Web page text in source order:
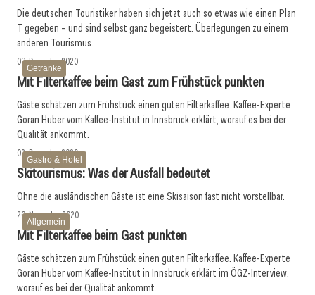
Die deutschen Touristiker haben sich jetzt auch so etwas wie einen Plan
T gegeben – und sind selbst ganz begeistert. Überlegungen zu einem
anderen Tourismus.
Getränke
03. Dezember 2020
Mit Filterkaffee beim Gast ­zum Frühstück punkten
Gäste schätzen zum Frühstück einen guten Filterkaffee. Kaffee-Experte
Goran Huber vom Kaffee-Institut in ­Innsbruck erklärt, worauf es bei der
Qualität ankommt.
Gastro & Hotel
02. Dezember 2020
Skitourismus: Was der Ausfall bedeutet
Ohne die ausländischen Gäste ist eine Skisaison fast nicht vorstellbar.
Allgemein
26. November 2020
Mit Filterkaffee beim Gast punkten
Gäste schätzen zum Frühstück einen guten Filterkaffee. Kaffee-Experte
Goran Huber vom Kaffee-Institut in Innsbruck erklärt im ÖGZ-Interview,
worauf es bei der Qualität ankommt.